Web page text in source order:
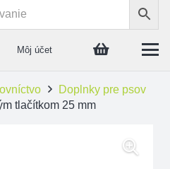
Môj účet
Doplnky pre psov
tlačítkom 25 mm